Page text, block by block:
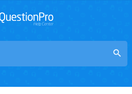
search